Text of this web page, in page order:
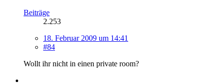
Beiträge
2.253
18. Februar 2009 um 14:41
#84
Wollt ihr nicht in einen private room?